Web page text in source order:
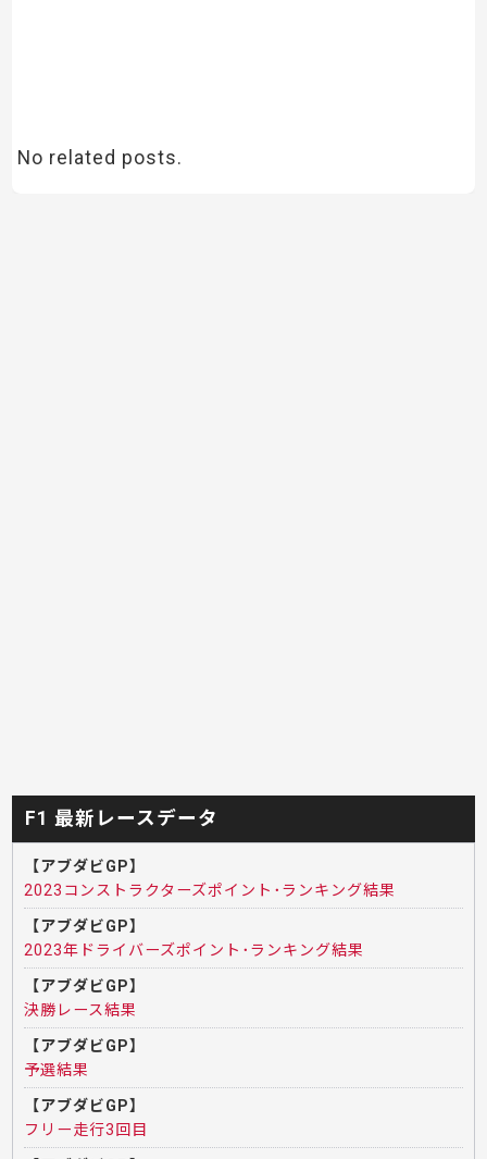
No related posts.
F1 最新レースデータ
【アブダビGP】
2023コンストラクターズポイント･ランキング結果
【アブダビGP】
2023年ドライバーズポイント･ランキング結果
【アブダビGP】
決勝レース結果
【アブダビGP】
予選結果
【アブダビGP】
フリー走行3回目